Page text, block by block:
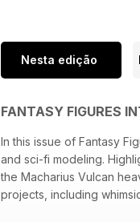
Nesta edição
FANTASY FIGURES
In this issue of Fantasy
and sci-fi modeling.
the Macharius Vulcan
projects, including